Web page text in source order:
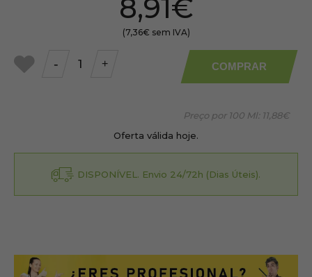
8,91€
(7,36€ sem IVA)
- + COMPRAR
Preço por 100 Ml: 11,88€
Oferta válida hoje.
DISPONÍVEL. Envio 24/72h (Dias Úteis).